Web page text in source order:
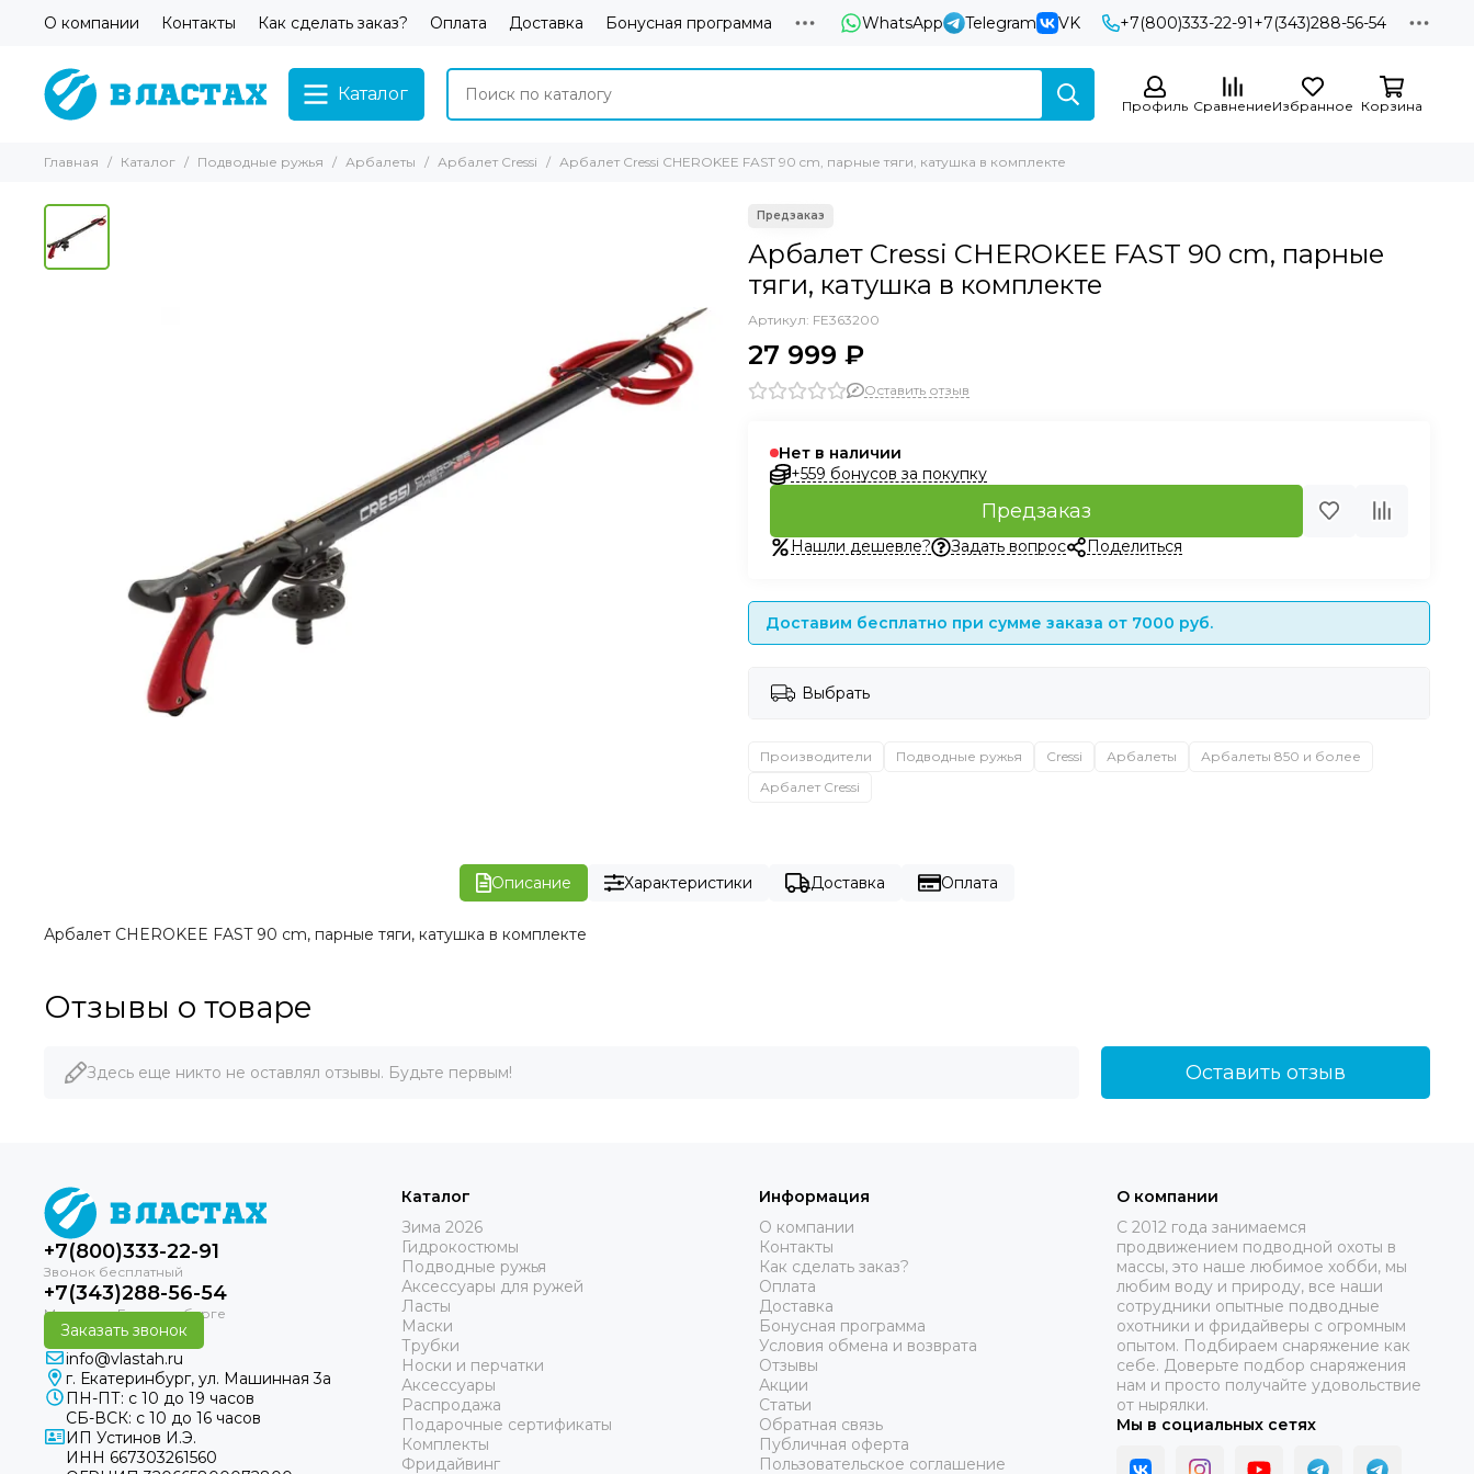
О компании Контакты Как сделать заказ? Оплата Доставка Бонусная программа WhatsApp Telegram VK +7(800)333-22-91+7(343)288-56-54
Каталог
Профиль СравнениеИзбранное Корзина
Главная Каталог Подводные ружья Арбалеты Арбалет Cressi Арбалет Cressi CHEROKEE FAST 90 cm, парные тяги, катушка в комплекте
Арбалет Cressi CHEROKEE FAST 90 cm, парные
тяги, катушка в комплекте
Артикул: FE363200
27 999 ₽
Оставить отзыв
Нет в наличии
+559 бонусов за покупку
Предзаказ
Нашли дешевле? Задать вопрос Поделиться
Доставим бесплатно при сумме заказа от 7000 руб.
Выбрать
Производители Подводные ружья Cressi Арбалеты
Арбалеты 850 и более
Арбалет Cressi
Описание Характеристики Доставка Оплата
Арбалет CHEROKEE FAST 90 cm, парные тяги, катушка в комплекте
Отзывы о товаре
Здесь еще никто не оставлял отзывы. Будьте первым! Оставить отзыв
+7(800)333-22-91
+7(343)288-56-54
Заказать звонок
info@vlastah.ru
г. Екатеринбург, ул. Машинная 3а
ПН-ПТ: с 10 до 19 часов
СБ-ВСК: с 10 до 16 часов
ИП Устинов И.Э.
ИНН 667303261560
Каталог
Зима 2026
Гидрокостюмы
Подводные ружья
Аксессуары для ружей
Ласты
Маски
Трубки
Носки и перчатки
Аксессуары
Распродажа
Подарочные сертификаты
Комплекты
Фридайвинг
Информация
О компании
Контакты
Как сделать заказ?
Оплата
Доставка
Бонусная программа
Условия обмена и возврата
Отзывы
Акции
Статьи
Обратная связь
Публичная оферта
Пользовательское соглашение
О компании
C 2012 года занимаемся
продвижением подводной охоты в
массы, это наше любимое хобби, мы
любим воду и природу, все наши
сотрудники опытные подводные
охотники и фридайверы с огромным
опытом. Подбираем снаряжение как
себе. Доверьте подбор снаряжения
нам и просто получайте удовольствие
от нырялки.
Мы в социальных сетях